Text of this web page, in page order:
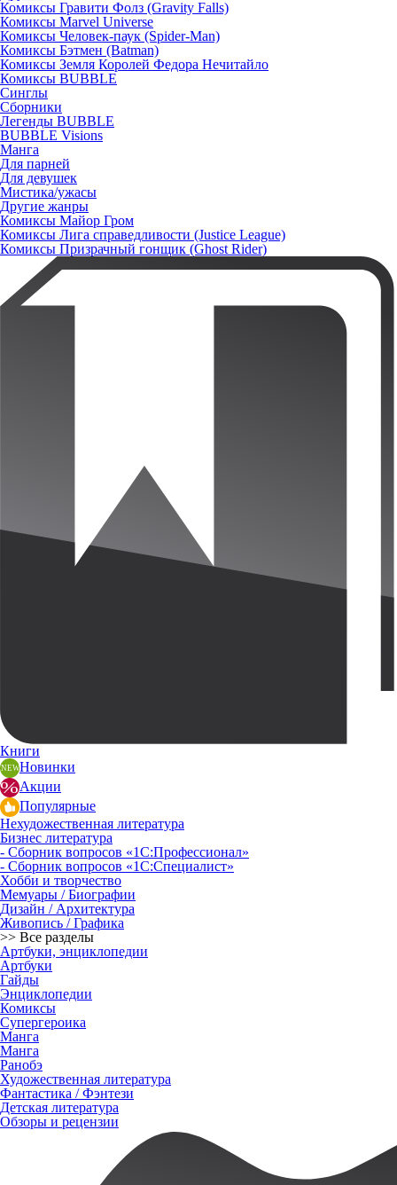
Комиксы Гравити Фолз (Gravity Falls)
Комиксы Marvel Universe
Комиксы Человек-паук (Spider-Man)
Комиксы Бэтмен (Batman)
Комиксы Земля Королей Федора Нечитайло
Комиксы BUBBLE
Синглы
Сборники
Легенды BUBBLE
BUBBLE Visions
Манга
Для парней
Для девушек
Мистика/ужасы
Другие жанры
Комиксы Майор Гром
Комиксы Лига справедливости (Justice League)
Комиксы Призрачный гонщик (Ghost Rider)
Книги
Новинки
Акции
Популярные
Нехудожественная литература
Бизнес литература
- Сборник вопросов «1С:Профессионал»
- Сборник вопросов «1С:Специалист»
Хобби и творчество
Мемуары / Биографии
Дизайн / Архитектура
Живопись / Графика
>> Все разделы
Артбуки, энциклопедии
Артбуки
Гайды
Энциклопедии
Комиксы
Супергероика
Манга
Манга
Ранобэ
Художественная литература
Фантастика / Фэнтези
Детская литература
Обзоры и рецензии